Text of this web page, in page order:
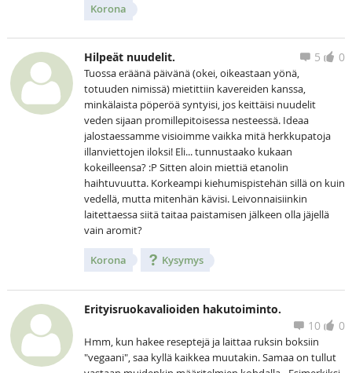
Korona
Hilpeät nuudelit. 0
5
Tuossa eräänä päivänä (okei, oikeastaan yönä,
totuuden nimissä) mietittiin kavereiden kanssa,
minkälaista pöperöä syntyisi, jos keittäisi nuudelit
veden sijaan promillepitoisessa nesteessä. Ideaa
jalostaessamme visioimme vaikka mitä herkkupatoja
illanviettojen iloksi! Eli... tunnustaako kukaan
kokeilleensa? :P Sitten aloin miettiä etanolin
haihtuvuutta. Korkeampi kiehumispistehän sillä on kuin
vedellä, mutta mitenhän kävisi. Leivonnaisiinkin
laitettaessa siitä taitaa paistamisen jälkeen olla jäjellä
vain aromit?
Korona Kysymys
Erityisruokavalioiden hakutoiminto.
0
10
Hmm, kun hakee reseptejä ja laittaa ruksin boksiin
"vegaani", saa kyllä kaikkea muutakin. Samaa on tullut